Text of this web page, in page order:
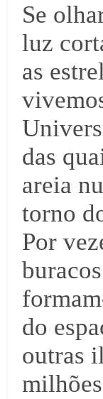
Se
luz
as
das
areia
torno
Por
do
outras